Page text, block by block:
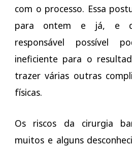
com o processo. Essa
para ontem e já, e
responsável possível
ineficiente para o
trazer várias outras
físicas.
Os riscos da cirurgia
muitos e alguns